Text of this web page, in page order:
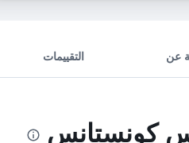
عن التقييمات
كونستانس